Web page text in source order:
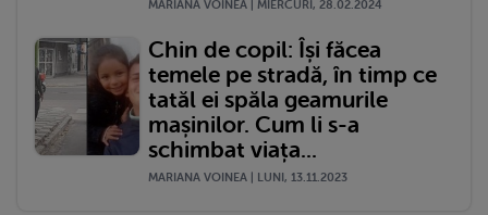
MARIANA VOINEA | MIERCURI, 28.02.2024
Chin de copil: Își făcea
temele pe stradă, în timp ce
tatăl ei spăla geamurile
mașinilor. Cum li s-a
schimbat viața...
MARIANA VOINEA | LUNI, 13.11.2023